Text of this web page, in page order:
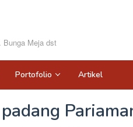
Bunga Meja dst
Portofolio Artikel